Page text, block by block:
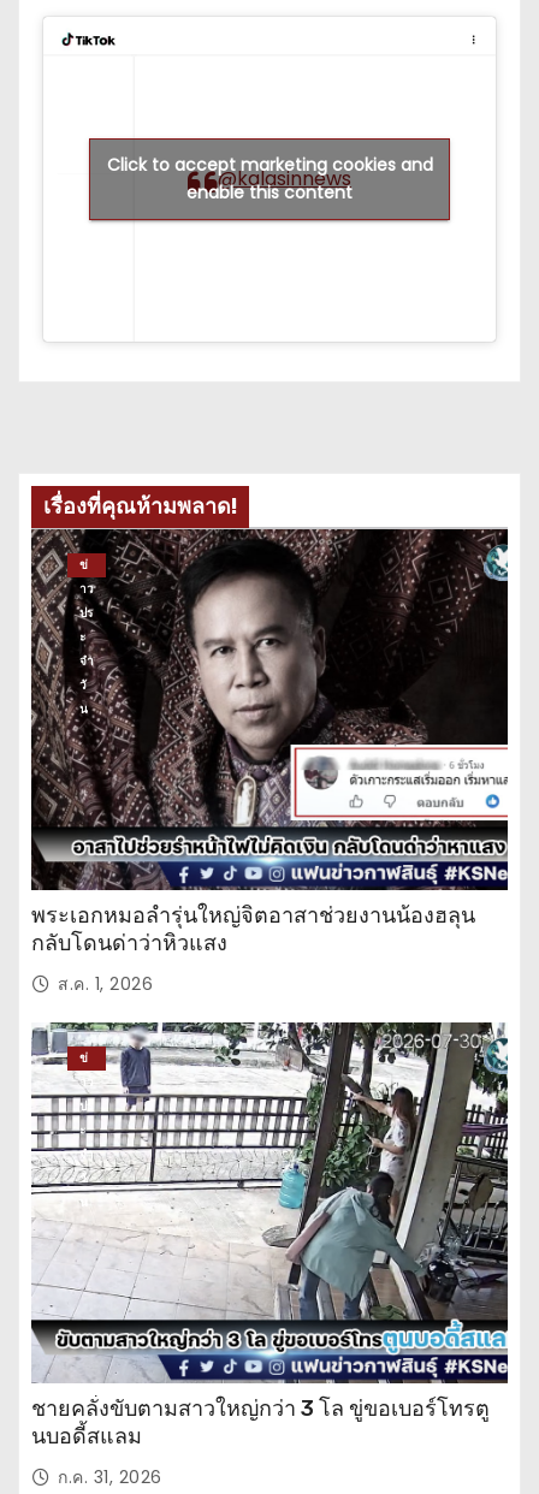
@kalasinnews
Click to accept marketing cookies and
enable this content
เรื่องที่คุณห้ามพลาด!
ข่
าว
ปร
ะ
จำ
วั
น
พระเอกหมอลำรุ่นใหญ่จิตอาสาช่วยงานน้องฮลุน
กลับโดนด่าว่าหิวแสง
ส.ค. 1, 2026
ข่
าว
ปร
ะ
จำ
วั
น
ชายคลั่งขับตามสาวใหญ่กว่า 3 โล ขู่ขอเบอร์โทรตู
นบอดี้สแลม
ก.ค. 31, 2026